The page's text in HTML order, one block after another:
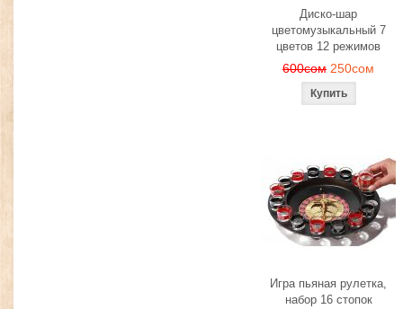
Диско-шар
цветомузыкальный 7
цветов 12 режимов
600сом 250сом
Игра пьяная рулетка,
набор 16 стопок